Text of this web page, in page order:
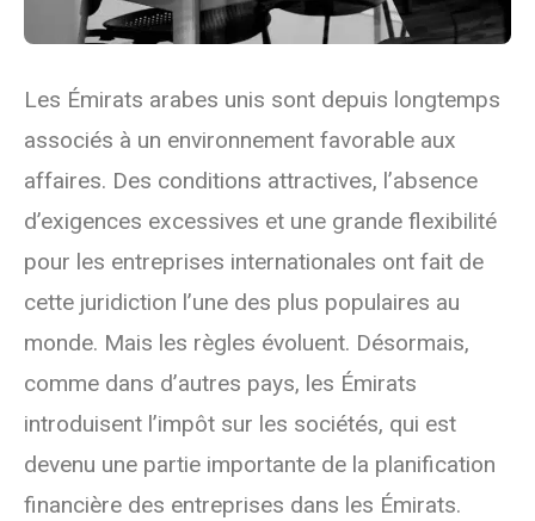
Les Émirats arabes unis sont depuis longtemps
associés à un environnement favorable aux
affaires. Des conditions attractives, l’absence
d’exigences excessives et une grande flexibilité
pour les entreprises internationales ont fait de
cette juridiction l’une des plus populaires au
monde. Mais les règles évoluent. Désormais,
comme dans d’autres pays, les Émirats
introduisent l’impôt sur les sociétés, qui est
devenu une partie importante de la planification
financière des entreprises dans les Émirats.